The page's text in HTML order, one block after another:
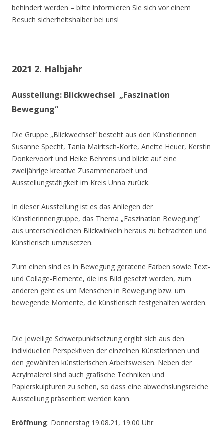
behindert werden – bitte informieren Sie sich vor einem
Besuch sicherheitshalber bei uns!
2021 2. Halbjahr
Ausstellung: Blickwechsel „Faszination
Bewegung“
Die Gruppe „Blickwechsel“ besteht aus den Künstlerinnen
Susanne Specht, Tania Mairitsch-Korte, Anette Heuer, Kerstin
Donkervoort und Heike Behrens und blickt auf eine
zweijährige kreative Zusammenarbeit und
Ausstellungstätigkeit im Kreis Unna zurück.
In dieser Ausstellung ist es das Anliegen der
Künstlerinnengruppe, das Thema „Faszination Bewegung“
aus unterschiedlichen Blickwinkeln heraus zu betrachten und
künstlerisch umzusetzen.
Zum einen sind es in Bewegung geratene Farben sowie Text-
und Collage-Elemente, die ins Bild gesetzt werden, zum
anderen geht es um Menschen in Bewegung bzw. um
bewegende Momente, die künstlerisch festgehalten werden.
Die jeweilige Schwerpunktsetzung ergibt sich aus den
individuellen Perspektiven der einzelnen Künstlerinnen und
den gewählten künstlerischen Arbeitsweisen. Neben der
Acrylmalerei sind auch grafische Techniken und
Papierskulpturen zu sehen, so dass eine abwechslungsreiche
Ausstellung präsentiert werden kann.
Eröffnung: Donnerstag 19.08.21, 19.00 Uhr